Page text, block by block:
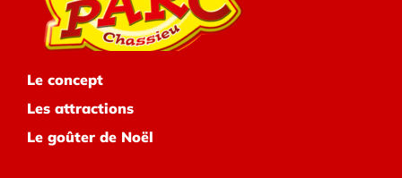
Le concept
Les attractions
Le goûter de Noël